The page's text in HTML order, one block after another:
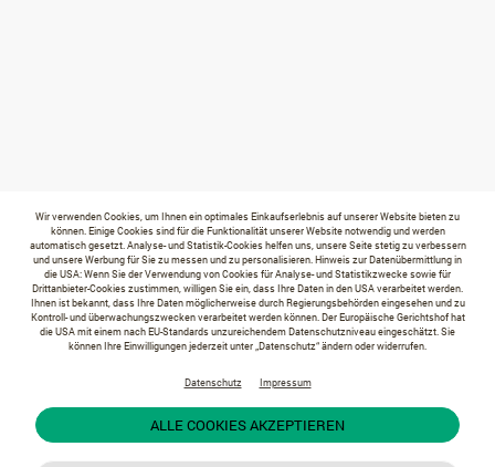
Wir verwenden Cookies, um Ihnen ein optimales Einkaufserlebnis auf unserer Website bieten zu
können. Einige Cookies sind für die Funktionalität unserer Website notwendig und werden
automatisch gesetzt. Analyse- und Statistik-Cookies helfen uns, unsere Seite stetig zu verbessern
und unsere Werbung für Sie zu messen und zu personalisieren. Hinweis zur Datenübermittlung in
die USA: Wenn Sie der Verwendung von Cookies für Analyse- und Statistikzwecke sowie für
Drittanbieter-Cookies zustimmen, willigen Sie ein, dass Ihre Daten in den USA verarbeitet werden.
Ihnen ist bekannt, dass Ihre Daten möglicherweise durch Regierungsbehörden eingesehen und zu
Kontroll- und überwachungszwecken verarbeitet werden können. Der Europäische Gerichtshof hat
die USA mit einem nach EU-Standards unzureichendem Datenschutzniveau eingeschätzt. Sie
können Ihre Einwilligungen jederzeit unter „Datenschutz“ ändern oder widerrufen.
Datenschutz Impressum
ALLE COOKIES AKZEPTIEREN